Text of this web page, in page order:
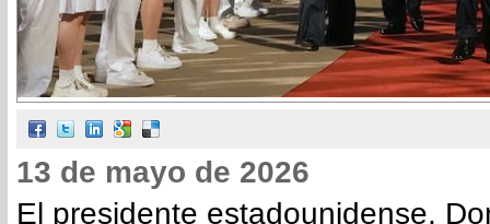
13 de mayo de 2026
El presidente estadounidense,